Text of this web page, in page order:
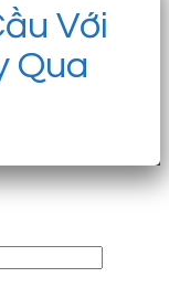
Với
Qua